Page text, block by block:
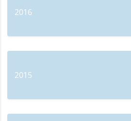
2016
2015